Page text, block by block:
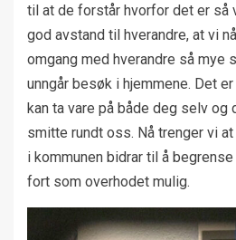
til at de forstår hvorfor det er så
god avstand til hverandre, at vi
omgang med hverandre så mye
unngår besøk i hjemmene. Det
kan ta vare på både deg selv og
smitte rundt oss. Nå trenger vi
i kommunen bidrar til å
fort som overhodet mulig.